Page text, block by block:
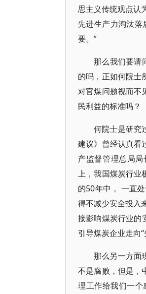
思主义传统观点认
先进生产力淘汰落
要。”
那么我们要请
的吗，正如何院士
对官煤问题视而不
民利益的标准吗？
何院士是研究
建议》曾经认真看
产监督管理总局
上，我国煤炭行业
的50年中， 一直
得不减少安全投入
接影响煤炭行业
引导煤炭企业走向
那么另一方面
不是腐败，但是，
理工作给我们一